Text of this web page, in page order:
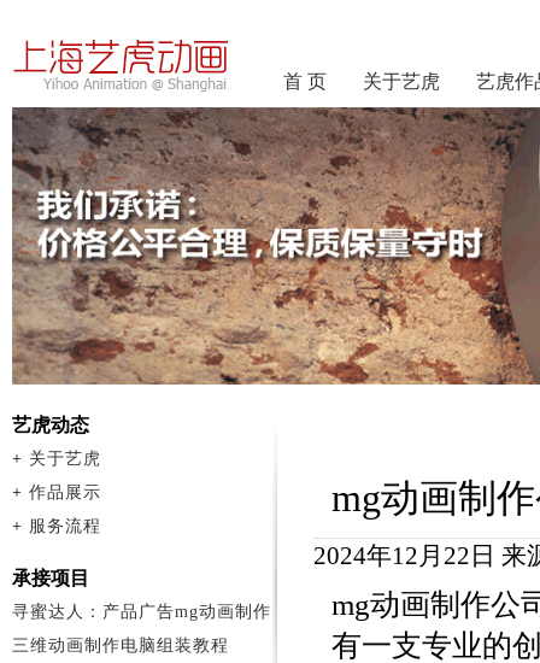
首 页 关于艺虎 艺虎作
mg动画制
2024年12月22日 来
mg动画制作公
有一支专业的
艺虎动态
+ 关于艺虎
+ 作品展示
+ 服务流程
承接项目
寻蜜达人：产品广告mg动画制作
三维动画制作电脑组装教程